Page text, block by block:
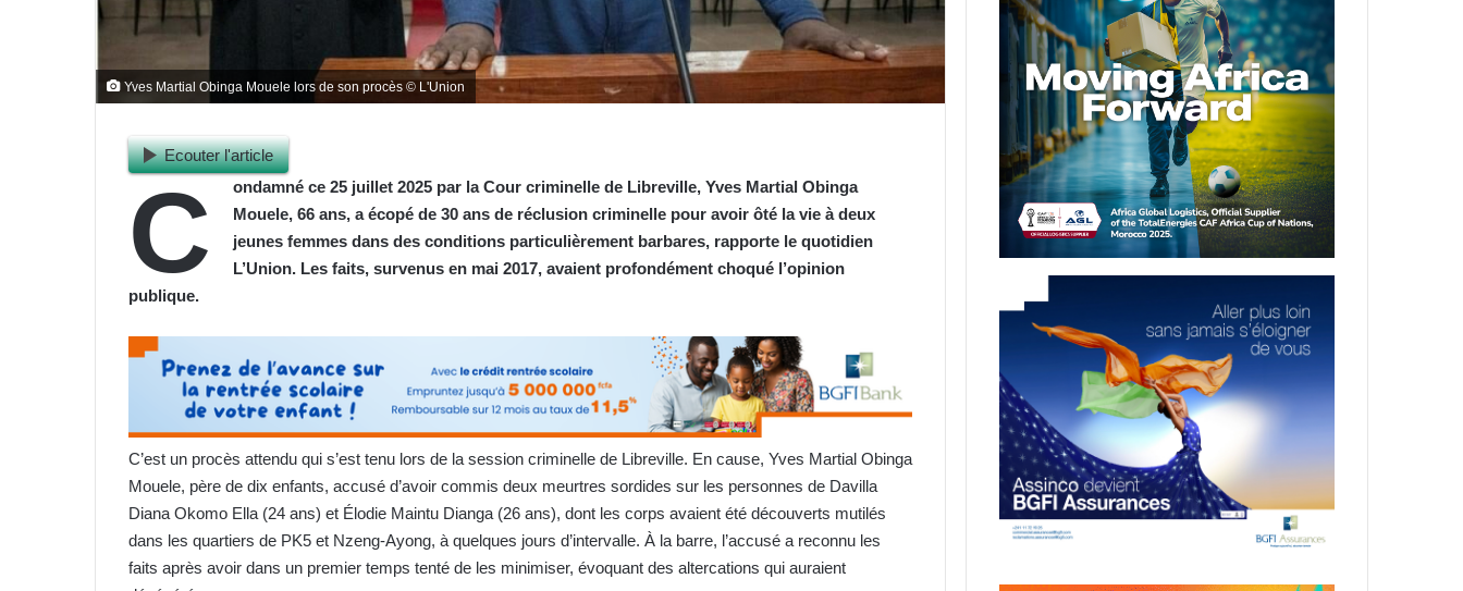
Yves Martial Obinga Mouele lors de son procès © L'Union
Ecouter l'article
C
ondamné ce 25 juillet 2025 par la Cour criminelle de Libreville, Yves Martial Obinga
Mouele, 66 ans, a écopé de 30 ans de réclusion criminelle pour avoir ôté la vie à deux
jeunes femmes dans des conditions particulièrement barbares, rapporte le quotidien
L’Union. Les faits, survenus en mai 2017, avaient profondément choqué l’opinion
publique.
C’est un procès attendu qui s’est tenu lors de la session criminelle de Libreville. En cause, Yves Martial Obinga
Mouele, père de dix enfants, accusé d’avoir commis deux meurtres sordides sur les personnes de Davilla
Diana Okomo Ella (24 ans) et Élodie Maintu Dianga (26 ans), dont les corps avaient été découverts mutilés
dans les quartiers de PK5 et Nzeng-Ayong, à quelques jours d’intervalle. À la barre, l’accusé a reconnu les
faits après avoir dans un premier temps tenté de les minimiser, évoquant des altercations qui auraient